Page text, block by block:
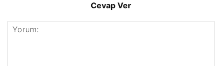
Cevap Ver